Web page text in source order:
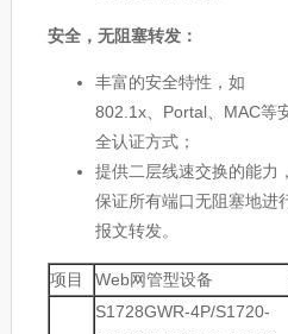
安全，无阻塞转发：
丰富的安全特性，如
802.1x、Portal、MAC等
全认证方式；
提供二层线速交换的能力，
保证所有端口无阻塞地进
报文转发。
项目 Web网管型设备
S1728GWR-4P/S1720-